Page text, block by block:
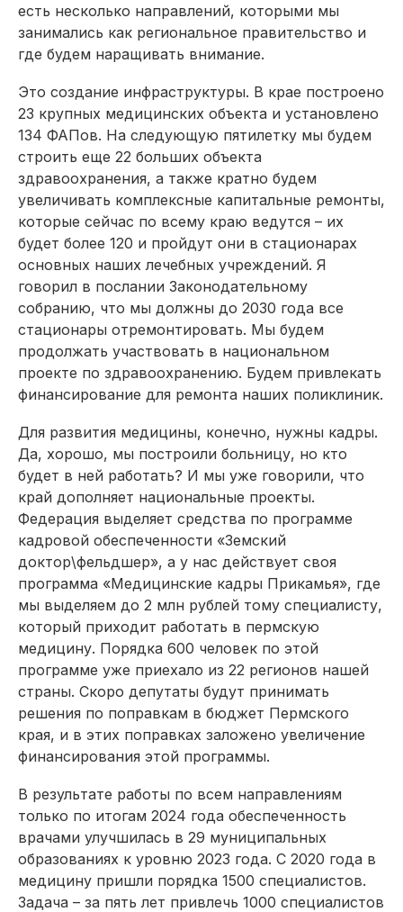
есть несколько направлений, которыми мы
занимались как региональное правительство и
где будем наращивать внимание.
Это создание инфраструктуры. В крае построено
23 крупных медицинских объекта и установлено
134 ФАПов. На следующую пятилетку мы будем
строить еще 22 больших объекта
здравоохранения, а также кратно будем
увеличивать комплексные капитальные ремонты,
которые сейчас по всему краю ведутся – их
будет более 120 и пройдут они в стационарах
основных наших лечебных учреждений. Я
говорил в послании Законодательному
собранию, что мы должны до 2030 года все
стационары отремонтировать. Мы будем
продолжать участвовать в национальном
проекте по здравоохранению. Будем привлекать
финансирование для ремонта наших поликлиник.
Для развития медицины, конечно, нужны кадры.
Да, хорошо, мы построили больницу, но кто
будет в ней работать? И мы уже говорили, что
край дополняет национальные проекты.
Федерация выделяет средства по программе
кадровой обеспеченности «Земский
доктор\фельдшер», а у нас действует своя
программа «Медицинские кадры Прикамья», где
мы выделяем до 2 млн рублей тому специалисту,
который приходит работать в пермскую
медицину. Порядка 600 человек по этой
программе уже приехало из 22 регионов нашей
страны. Скоро депутаты будут принимать
решения по поправкам в бюджет Пермского
края, и в этих поправках заложено увеличение
финансирования этой программы.
В результате работы по всем направлениям
только по итогам 2024 года обеспеченность
врачами улучшилась в 29 муниципальных
образованиях к уровню 2023 года. С 2020 года в
медицину пришли порядка 1500 специалистов.
Задача – за пять лет привлечь 1000 специалистов